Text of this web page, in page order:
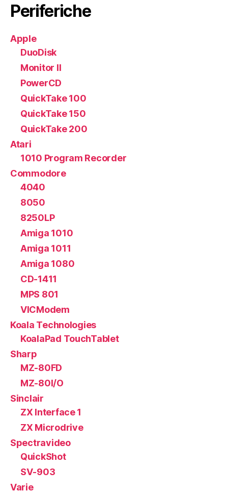
Periferiche
Apple
DuoDisk
Monitor II
PowerCD
QuickTake 100
QuickTake 150
QuickTake 200
Atari
1010 Program Recorder
Commodore
4040
8050
8250LP
Amiga 1010
Amiga 1011
Amiga 1080
CD-1411
MPS 801
VICModem
Koala Technologies
KoalaPad TouchTablet
Sharp
MZ-80FD
MZ-80I/O
Sinclair
ZX Interface 1
ZX Microdrive
Spectravideo
QuickShot
SV-903
Varie